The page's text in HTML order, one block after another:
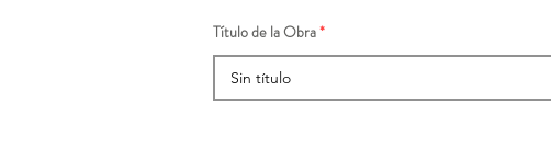
Título de la Obra